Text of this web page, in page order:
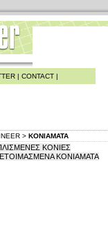
| CONTACT |
> ΚΟΝΙΑΜΑΤΑ
ΚΟΝΙΕΣ
ΚΟΝΙΑΜΑΤΑ